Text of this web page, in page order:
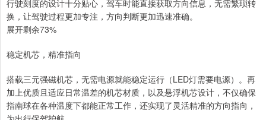
行驶刻度的设计十分贴心，驾车时能直接获取方向信息，无需繁琐转
换，让驾驶过程更加专注，方向判断更加迅速准确。
展开剩余73%
稳定机芯，精准指向
搭载三元强磁机芯，无需电源就能稳定运行（LED灯需要电源）。再
加上优质且适应日常温差的机芯材质，以及悬浮机芯设计，不仅确保
指南球在各种温度下都能正常工作，还实现了灵活精准的方向指向，